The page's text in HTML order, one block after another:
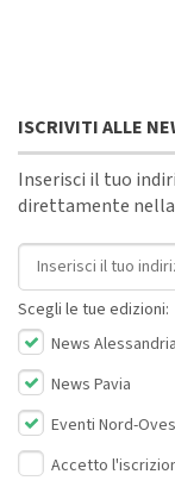
ISCRIVITI ALLE
Inserisci il tuo
direttamente
Indirizzo email
Scegli le tue edizioni:
News Alessandria
News Pavia
Eventi Nord-
Accetto